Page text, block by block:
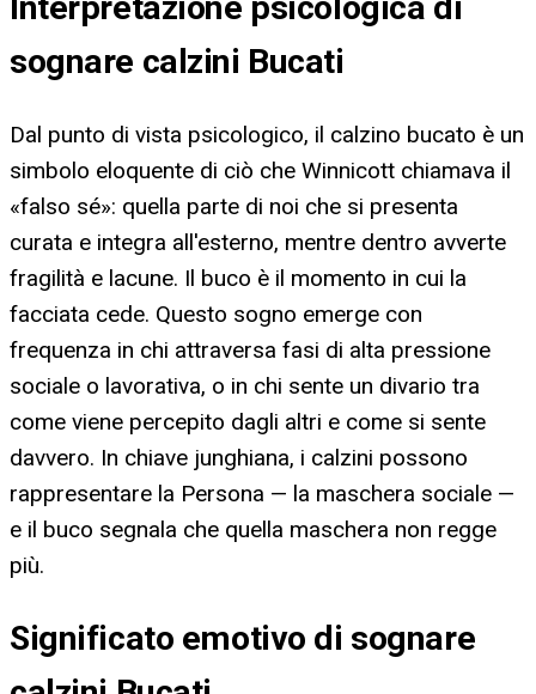
sognare calzini Bucati
Dal punto di vista psicologico, il calzino bucato è un
simbolo eloquente di ciò che Winnicott chiamava il
«falso sé»: quella parte di noi che si presenta
curata e integra all'esterno, mentre dentro avverte
fragilità e lacune. Il buco è il momento in cui la
facciata cede. Questo sogno emerge con
frequenza in chi attraversa fasi di alta pressione
sociale o lavorativa, o in chi sente un divario tra
come viene percepito dagli altri e come si sente
davvero. In chiave junghiana, i calzini possono
rappresentare la Persona — la maschera sociale —
e il buco segnala che quella maschera non regge
più.
Significato emotivo di sognare